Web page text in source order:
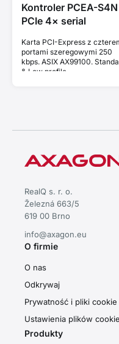
Kontroler PCEA-S4N
PCIe 4× serial
Karta PCI-Express z
portami szeregowymi 250
kbps. ASIX AX99100.
& Low profile.
RealQ s. r. o.
Železná 663/5
619 00 Brno
info@axagon.eu
O firmie
O nas
Odkrywaj
Prywatność i pliki cookie
Ustawienia plików cookie
Produkty